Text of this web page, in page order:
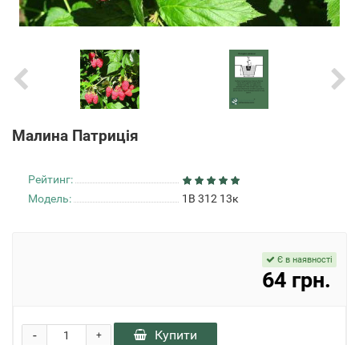
Малина Патриція
Рейтинг:
Модель:
1В 312 13к
Є в наявності
64 грн.
+
- Купити